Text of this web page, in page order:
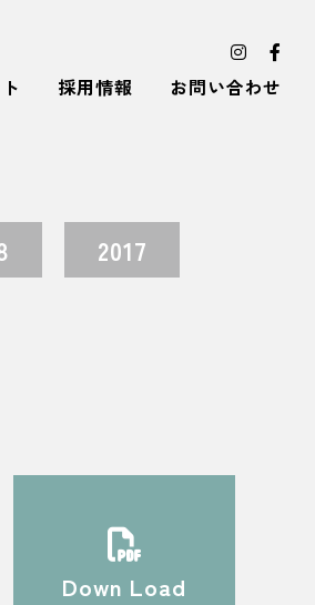
採用情報 お問い合わせ
2017
Down Load